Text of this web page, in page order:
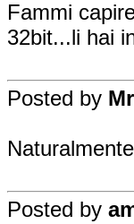
Fammi
32bit...li hai
Posted by
Posted by